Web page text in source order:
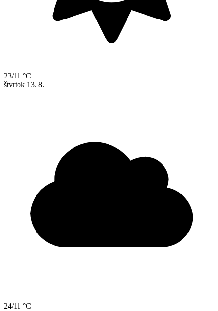
23/11 °C
štvrtok 13. 8.
24/11 °C